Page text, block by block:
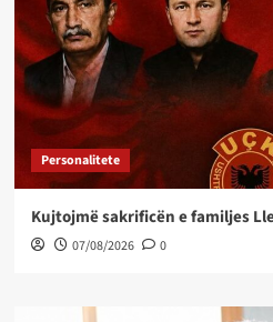
Personalitete
Kujtojmë sakrificën e familjes
07/08/2026 0